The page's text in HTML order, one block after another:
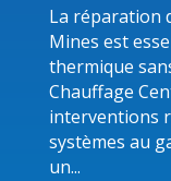
La réparation
Mines est
thermique
Chauffage
interventions
systèmes au
un...